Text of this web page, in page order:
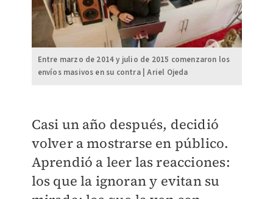
Entre marzo de 2014 y julio de 2015 comenzaron los
envíos masivos en su contra | Ariel Ojeda
Casi un año después, decidió
volver a mostrarse en público.
Aprendió a leer las reacciones:
los que la ignoran y evitan su